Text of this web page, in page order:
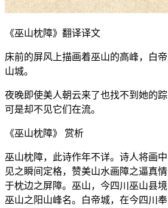
《巫山枕障》翻译译文
床前的屏风上描画着巫山的高峰，白
山城。
夜晚即使美人朝云来了也找不到她的踪
可是却不见它们在流。
《巫山枕障》 赏析
巫山枕障，此诗作年不详。诗人将画
见之瞬间定格，赞美山水画障之逼真
于枕边之屏障。巫山，今四川巫山县境
巫山之阳山峰名。白帝城，在今四川